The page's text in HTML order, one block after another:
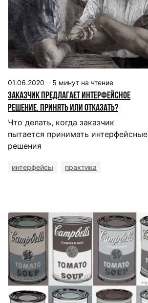
01.06.2020 · 5 минут на чтение
Заказчик предлагает интерфейсное
решение. Принять или отказать?
Что делать, когда заказчик
пытается принимать интерфейсные
решения
интерфейсы практика